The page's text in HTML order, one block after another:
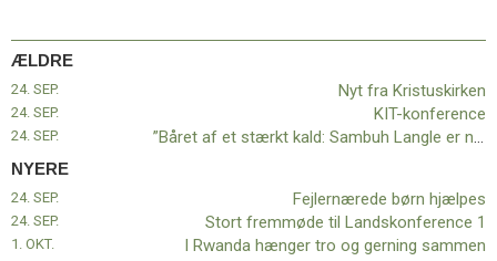
Fejlernærede
hjælpes Forrige
indlæg:
Nyt
fra
Kristuskirken
ÆLDRE
24. SEP. Nyt fra Kristuskirken
24. SEP. KIT-konference
24. SEP. ”Båret af et stærkt kald: Sambuh Langle er ny præst i Odense”
NYERE
Fejlernærede børn hjælpes
24. SEP.
Stort fremmøde til Landskonference 1
24. SEP.
I Rwanda hænger tro og gerning sammen
1. OKT.